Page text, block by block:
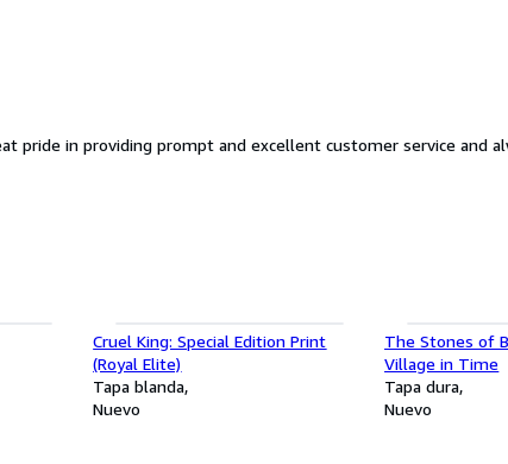
Cruel King: Special Edition Print
(Royal Elite)
Tapa blanda
Nuevo
The Stones of
Village in Time
Tapa dura
Nuevo